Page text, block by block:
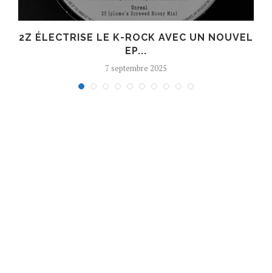
2Z ÉLECTRISE LE K-ROCK AVEC UN NOUVEL
EP...
7 septembre 2025